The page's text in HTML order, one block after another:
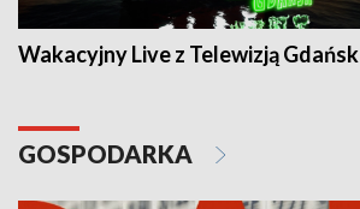
Wakacyjny Live z Telewizją Gdańsk
GOSPODARKA